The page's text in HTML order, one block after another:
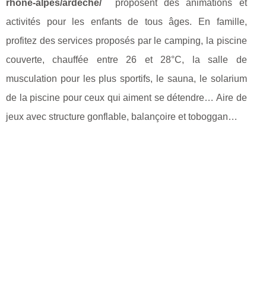
rhone-alpes/ardeche/ proposent des animations et
activités pour les enfants de tous âges. En famille,
profitez des services proposés par le camping, la piscine
couverte, chauffée entre 26 et 28°C, la salle de
musculation pour les plus sportifs, le sauna, le solarium
de la piscine pour ceux qui aiment se détendre… Aire de
jeux avec structure gonflable, balançoire et toboggan…